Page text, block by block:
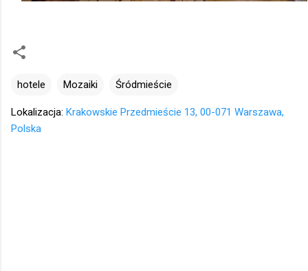
hotele Mozaiki Śródmieście
Lokalizacja: Krakowskie Przedmieście 13, 00-071 Warszawa,
Polska